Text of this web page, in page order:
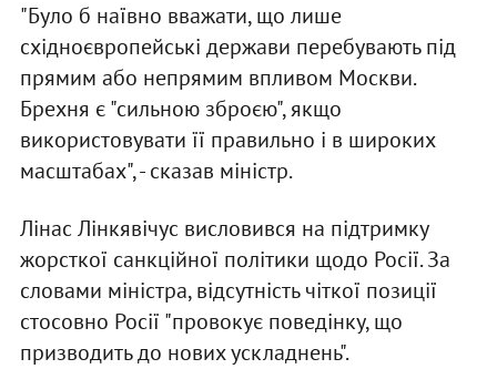
"Було б наївно вважати, що лише
східноєвропейські держави перебувають під
прямим або непрямим впливом Москви.
Брехня є "сильною зброєю", якщо
використовувати її правильно і в широких
масштабах", - сказав міністр.
Лінас Лінкявічус висловився на підтримку
жорсткої санкційної політики щодо Росії. За
словами міністра, відсутність чіткої позиції
стосовно Росії "провокує поведінку, що
призводить до нових ускладнень".